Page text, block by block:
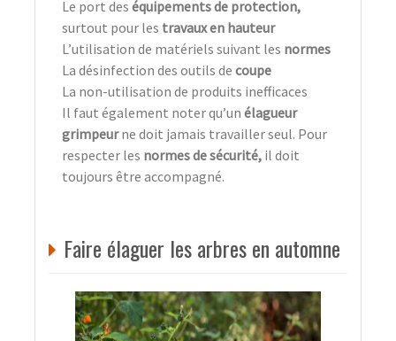
Le port des équipements de protection,
surtout pour les travaux en hauteur
L’utilisation de matériels suivant les normes
La désinfection des outils de coupe
La non-utilisation de produits inefficaces
Il faut également noter qu’un élagueur
grimpeurne doit jamais travailler seul. Pour
respecter les normes de sécurité, il doit
toujours être accompagné.
Faire élaguer les arbres en automne